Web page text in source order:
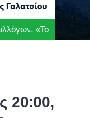
«Το νήμα
20:00,